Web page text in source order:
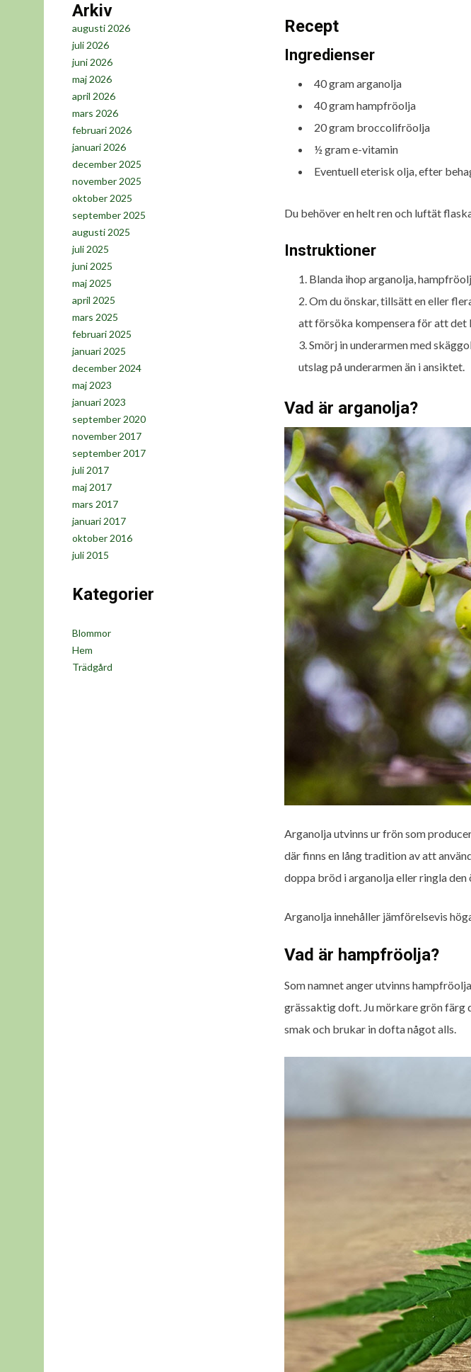
Recept
Ingredienser
40 gram arganolja
40 gram hampfröolja
20 gram broccolifröolja
½ gram e-vitamin
Eventuell eterisk olja, efter
Du behöver en helt ren och luftät
Instruktioner
Blanda ihop arganolja,
Om du önskar, tillsätt en eller
att försöka kompensera för att det
Smörj in underarmen med
utslag på underarmen än i ansiktet.
Vad är arganolja?
Arganolja utvinns ur frön som
där finns en lång tradition av att
doppa bröd i arganolja eller ringla den
Arganolja innehåller jämförelsevis
Vad är hampfröolja?
Som namnet anger utvinns
grässaktig doft. Ju mörkare grön färg
smak och brukar in dofta något alls.
Arkiv
augusti 2026
juli 2026
juni 2026
maj 2026
april 2026
mars 2026
februari 2026
januari 2026
december 2025
november 2025
oktober 2025
september 2025
augusti 2025
juli 2025
juni 2025
maj 2025
april 2025
mars 2025
februari 2025
januari 2025
december 2024
maj 2023
januari 2023
september 2020
november 2017
september 2017
juli 2017
maj 2017
mars 2017
januari 2017
oktober 2016
juli 2015
Kategorier
Blommor
Hem
Trädgård